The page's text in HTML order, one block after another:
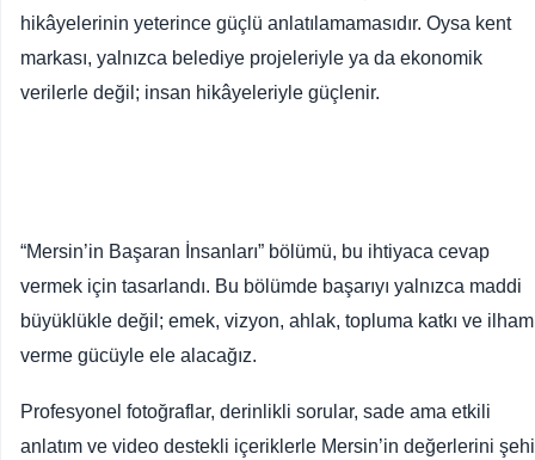
hikâyelerinin yeterince güçlü anlatılamamasıdır. Oysa kent
markası, yalnızca belediye projeleriyle ya da ekonomik
verilerle değil; insan hikâyeleriyle güçlenir.
“Mersin’in Başaran İnsanları” bölümü, bu ihtiyaca cevap
vermek için tasarlandı. Bu bölümde başarıyı yalnızca maddi
büyüklükle değil; emek, vizyon, ahlak, topluma katkı ve ilham
verme gücüyle ele alacağız.
Profesyonel fotoğraflar, derinlikli sorular, sade ama etkili
anlatım ve video destekli içeriklerle Mersin’in değerlerini